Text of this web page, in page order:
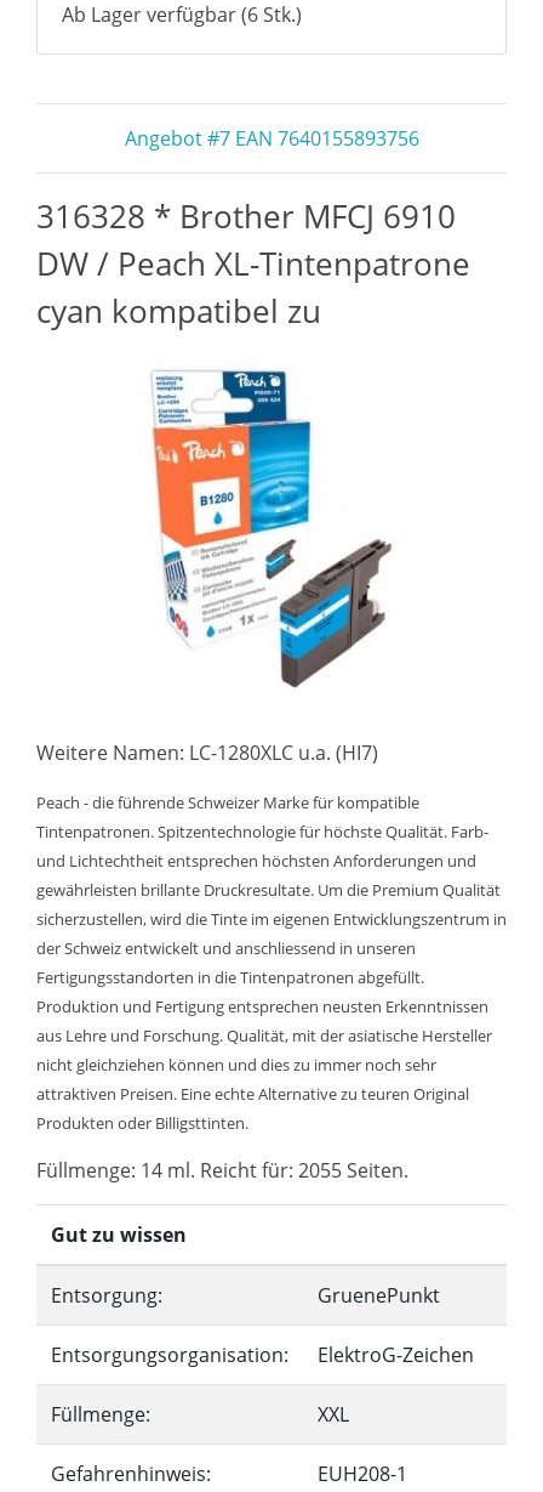
Ab Lager verfügbar (6 Stk.)
Angebot #7 EAN 7640155893756
316328 * Brother MFCJ 6910
DW / Peach XL-Tintenpatrone
cyan kompatibel zu
Weitere Namen: LC-1280XLC u.a. (HI7)
Peach - die führende Schweizer Marke für kompatible
Tintenpatronen. Spitzentechnologie für höchste Qualität. Farb-
und Lichtechtheit entsprechen höchsten Anforderungen und
gewährleisten brillante Druckresultate. Um die Premium Qualität
sicherzustellen, wird die Tinte im eigenen Entwicklungszentrum in
der Schweiz entwickelt und anschliessend in unseren
Fertigungsstandorten in die Tintenpatronen abgefüllt.
Produktion und Fertigung entsprechen neusten Erkenntnissen
aus Lehre und Forschung. Qualität, mit der asiatische Hersteller
nicht gleichziehen können und dies zu immer noch sehr
attraktiven Preisen. Eine echte Alternative zu teuren Original
Produkten oder Billigsttinten.
Füllmenge: 14 ml. Reicht für: 2055 Seiten.
Gut zu wissen
Entsorgung: GruenePunkt
Entsorgungsorganisation: ElektroG-Zeichen
Füllmenge: XXL
Gefahrenhinweis: EUH208-1